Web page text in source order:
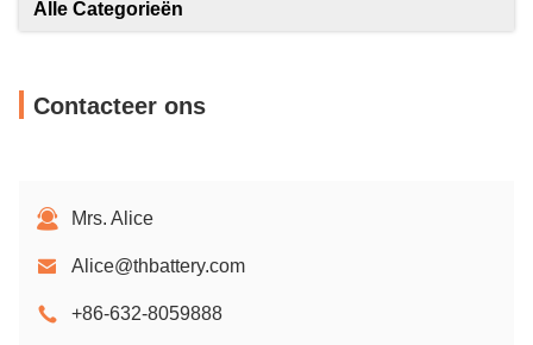
Alle Categorieën
Contacteer ons
Mrs. Alice
Alice@thbattery.com
+86-632-8059888